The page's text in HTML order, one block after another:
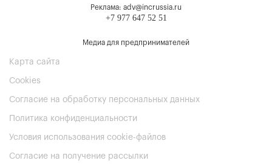
Реклама: adv@incrussia.ru
+7 977 647 52 51
Медиа для предпринимателей
Карта сайта
Cookies
Согласие на обработку персональных данных
Политика конфиденциальности
Условия использования cookie-файлов
Согласие на получение рассылки